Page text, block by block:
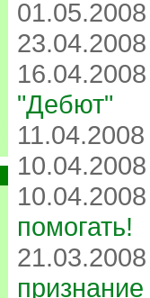
"Дебют"
помогать!
признание